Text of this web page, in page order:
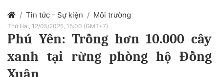
Tin tức - Sự kiện Môi trường
Thứ Hai, 12/05/2025, 15:00 (GMT+7)
Phú Yên: Trồng hơn 10.000 cây
xanh tại rừng phòng hộ Đồng